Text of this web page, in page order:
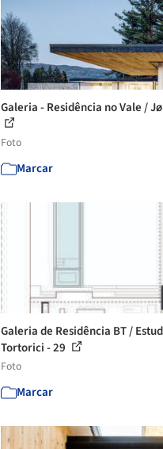
Galeria - Residência no Vale /
Foto
Marcar
Galeria de Residência BT /
Tortorici - 29
Foto
Marcar